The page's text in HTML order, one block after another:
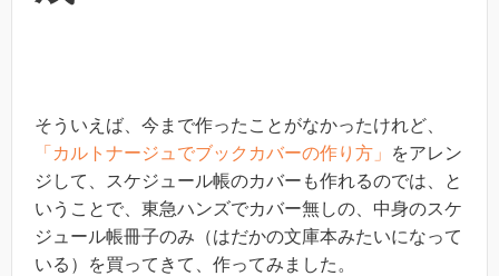
そういえば、今まで作ったことがなかったけれど、
「カルトナージュでブックカバーの作り方」
をアレン
ジして、スケジュール帳のカバーも作れるのでは、と
いうことで、東急ハンズでカバー無しの、中身のスケ
ジュール帳冊子のみ（はだかの文庫本みたいになって
いる）を買ってきて、作ってみました。